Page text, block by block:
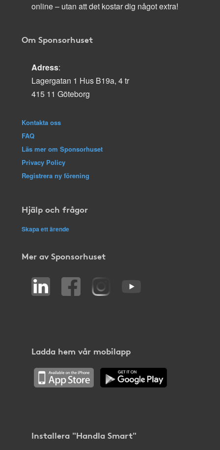
online – utan att det kostar dig något extra!
Om Sponsorhuset
Adress:
Lagergatan 1 Hus B19a, 4 tr
415 11 Göteborg
Kontakta oss
FAQ
Läs mer om Sponsorhuset
Privacy Policy
Registrera ny förening
Hjälp och frågor
Skapa ett ärende
Mer av Sponsorhuset
Ladda hem vår mobilapp
Installera "Handla Smart"